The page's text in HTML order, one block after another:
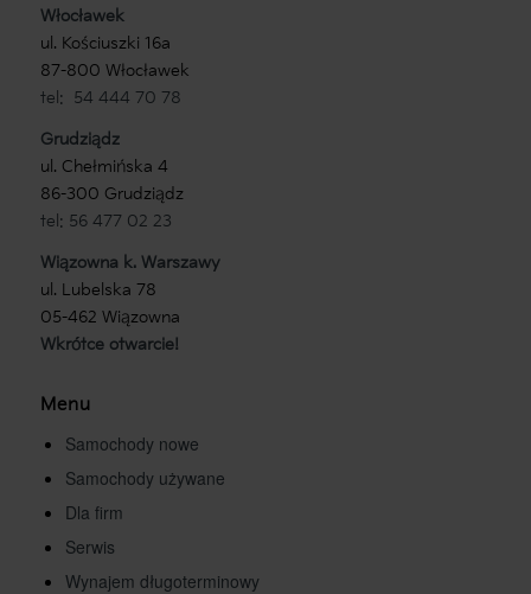
Włocławek
ul. Kościuszki 16a
87-800 Włocławek
tel: 54 444 70 78
Grudziądz
ul. Chełmińska 4
86-300 Grudziądz
tel: 56 477 02 23
Wiązowna k. Warszawy
ul. Lubelska 78
05-462 Wiązowna
Wkrótce otwarcie!
Menu
Samochody nowe
Samochody używane
Dla firm
Serwis
Wynajem długoterminowy